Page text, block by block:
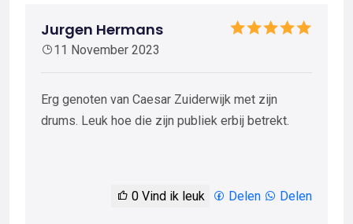
Jurgen Hermans
11 November 2023
Erg genoten van Caesar Zuiderwijk met zijn
drums. Leuk hoe die zijn publiek erbij betrekt.
0 Vind ik leuk Delen Delen